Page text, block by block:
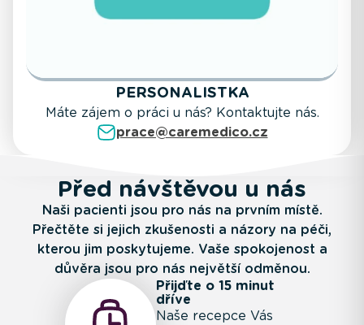
PERSONALISTKA
Máte zájem o práci u nás? Kontaktujte nás.
prace@caremedico.cz
Před návštěvou u nás
Naši pacienti jsou pro nás na prvním místě.
Přečtěte si jejich zkušenosti a názory na péči,
kterou jim poskytujeme. Vaše spokojenost a
důvěra jsou pro nás největší odměnou.
Přijďte o 15 minut
dříve
Naše recepce Vás